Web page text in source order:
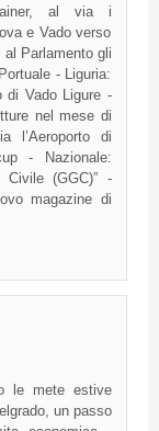
al via i
e Vado verso
Parlamento gli
- Liguria:
di Vado Ligure -
nel mese di
l’Aeroporto di
- Nazionale:
Civile (GGC)” -
magazine di
le mete estive
un passo